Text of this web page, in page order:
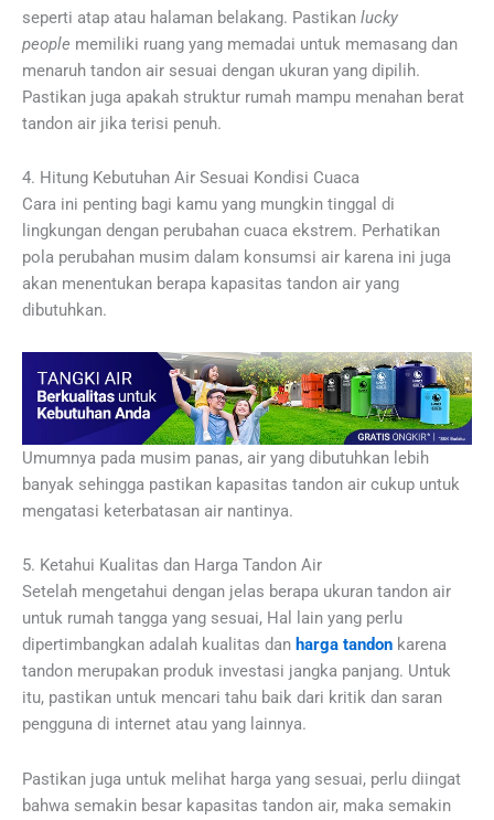
seperti atap atau halaman belakang. Pastikan lucky
people memiliki ruang yang memadai untuk memasang dan
menaruh tandon air sesuai dengan ukuran yang dipilih.
Pastikan juga apakah struktur rumah mampu menahan berat
tandon air jika terisi penuh.
4. Hitung Kebutuhan Air Sesuai Kondisi Cuaca
Cara ini penting bagi kamu yang mungkin tinggal di
lingkungan dengan perubahan cuaca ekstrem. Perhatikan
pola perubahan musim dalam konsumsi air karena ini juga
akan menentukan berapa kapasitas tandon air yang
dibutuhkan.
Umumnya pada musim panas, air yang dibutuhkan lebih
banyak sehingga pastikan kapasitas tandon air cukup untuk
mengatasi keterbatasan air nantinya.
5. Ketahui Kualitas dan Harga Tandon Air
Setelah mengetahui dengan jelas berapa ukuran tandon air
untuk rumah tangga yang sesuai, Hal lain yang perlu
dipertimbangkan adalah kualitas dan harga tandon karena
tandon merupakan produk investasi jangka panjang. Untuk
itu, pastikan untuk mencari tahu baik dari kritik dan saran
pengguna di internet atau yang lainnya.
Pastikan juga untuk melihat harga yang sesuai, perlu diingat
bahwa semakin besar kapasitas tandon air, maka semakin